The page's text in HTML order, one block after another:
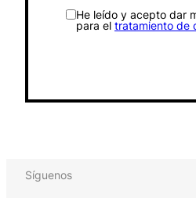
He leído y acepto dar
para el tratamiento de
Síguenos